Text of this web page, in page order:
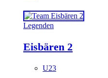
Legenden
Eisbären 2
U23